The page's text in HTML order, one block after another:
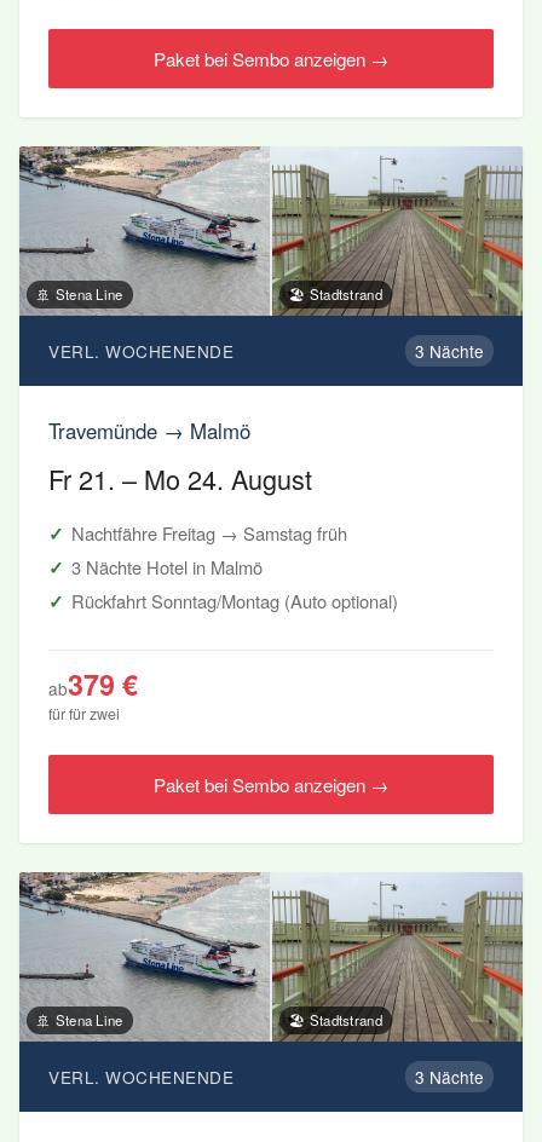
Paket bei Sembo anzeigen →
🚢 Stena Line 🏖️ Stadtstrand
VERL. WOCHENENDE 3 Nächte
Travemünde → Malmö
Fr 21. – Mo 24. August
Nachtfähre Freitag → Samstag früh
3 Nächte Hotel in Malmö
Rückfahrt Sonntag/Montag (Auto optional)
ab379 €
für für zwei
Paket bei Sembo anzeigen →
🚢 Stena Line 🏖️ Stadtstrand
VERL. WOCHENENDE 3 Nächte